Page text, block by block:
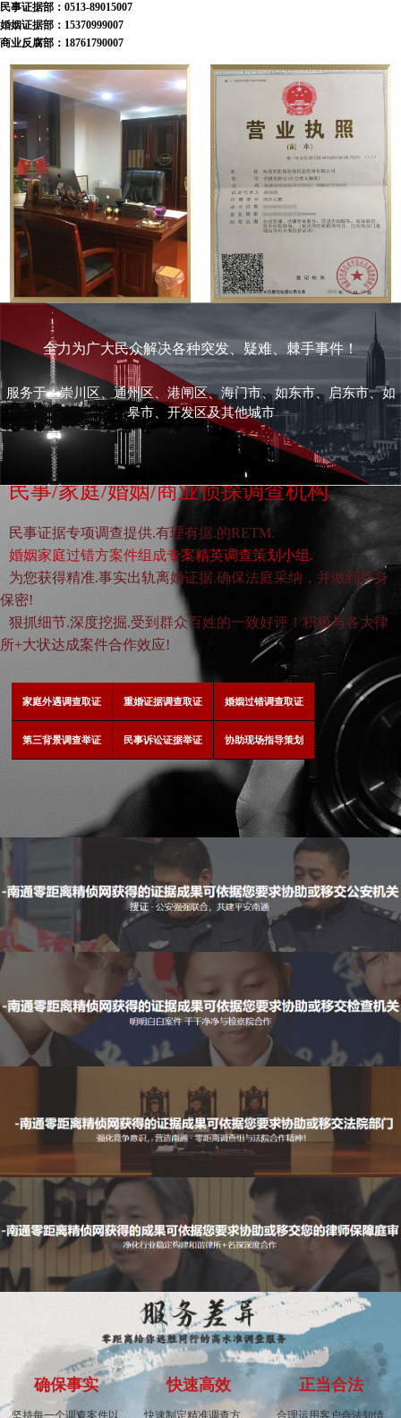
民事证据部：0513-89015007
婚姻证据部：15370999007
商业反腐部：18761790007
全力为广大民众解决各种突发、疑难、棘手事件！
服务于：崇川区、通州区、港闸区、海门市、如东市、启东市、如
皋市、开发区及其他城市
民事/家庭/婚姻/商业侦探调查机构
民事证据专项调查提供.有理有据.的RETM.
婚姻家庭过错方案件组成专案精英调查策划小组.
为您获得精准.事实出轨离婚证据.确保法庭采纳，并做到终身
保密!
狠抓细节.深度挖掘.受到群众百姓的一致好评！积极与各大律
所+大状达成案件合作效应!
家庭外遇调查取证 重婚证据调查取证 婚姻过错调查取证
第三背景调查举证 民事诉讼证据举证 协助现场指导策划
确保事实
坚持每一个调查案件以
快速高效
快速制定精准调查方
正当合法
合理运用客户合法知情